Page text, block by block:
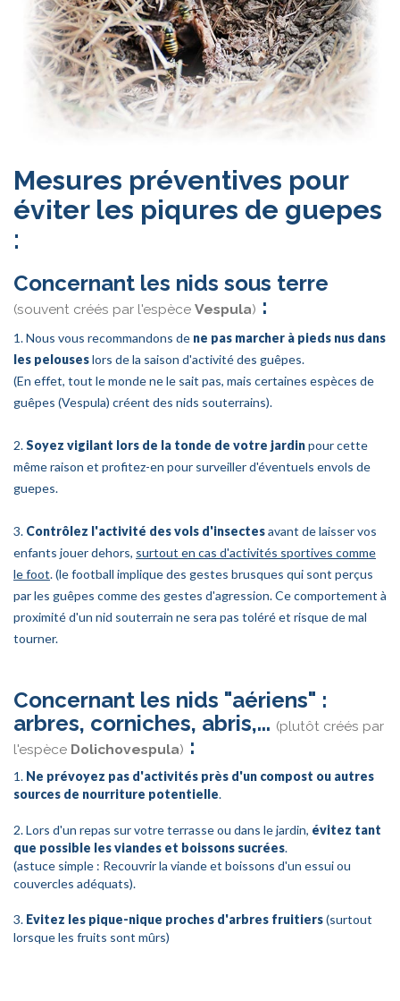
Mesures préventives pour
éviter les piqures de guepes
:
Concernant les nids sous terre
(souvent créés par l'espèce Vespula) :
1. Nous vous recommandons de ne pas marcher à pieds nus dans
les pelouseslors de la saison d'activité des guêpes.
(En effet, tout le monde ne le sait pas, mais certaines espèces de
guêpes (Vespula) créent des nids souterrains).
2.Soyez vigilant lors de la tonde de votre jardinpour cette
même raison et profitez-en pour surveiller d'éventuels envols de
guepes.
3. Contrôlez l'activité des vols d'insectesavant de laisser vos
enfants jouer dehors, surtout en cas d'activités sportives comme
le foot. (le football implique des gestes brusques qui sont perçus
par les guêpes comme des gestes d'agression. Ce comportement à
proximité d'un nid souterrain ne sera pas toléré et risque de mal
tourner.
Concernant les nids "aériens" :
arbres, corniches, abris,... (plutôt créés par
l'espèce Dolichovespula) :
1. Ne prévoyez pas d'activités près d'un compost ou autres
sources de nourriture potentielle.
2. Lors d'un repas sur votre terrasse ou dans le jardin, évitez tant
que possible les viandes et boissons sucrées.
(astuce simple : Recouvrir la viande et boissons d'un essui ou
couvercles adéquats).
3. Evitez les pique-nique proches d'arbres fruitiers(surtout
lorsque les fruits sont mûrs)